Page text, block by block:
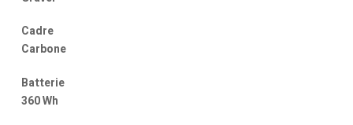
Cadre
Carbone
Batterie
360 Wh